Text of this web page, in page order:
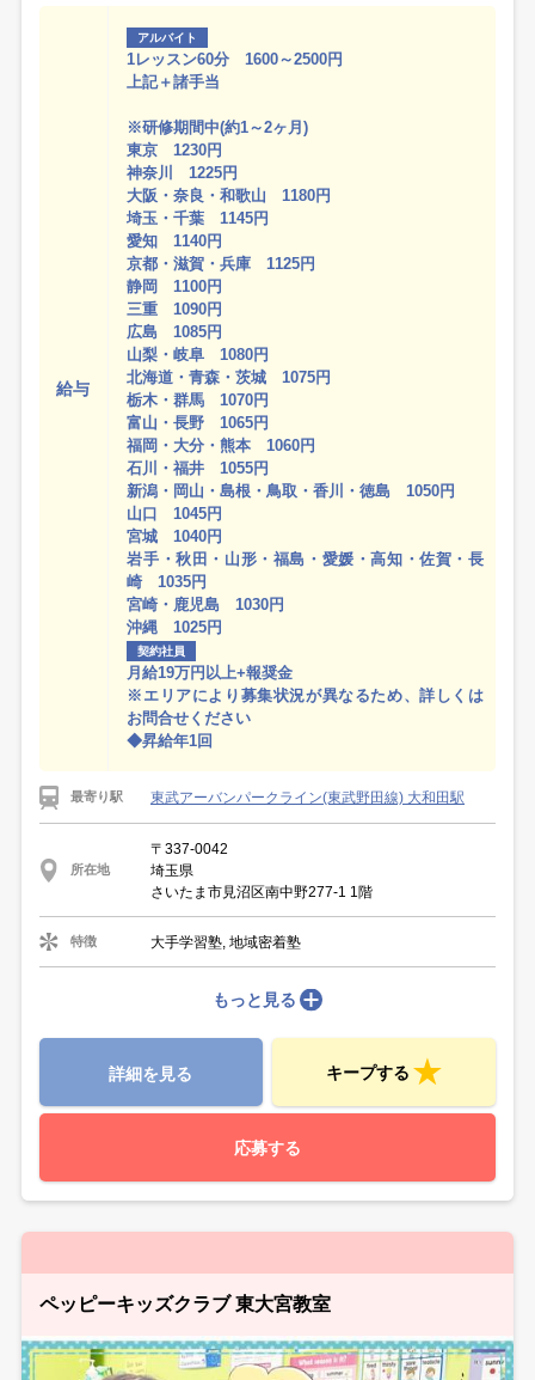
給与
アルバイト
1レッスン60分 1600～2500円
上記＋諸手当
※研修期間中(約1～2ヶ月)
東京 1230円
神奈川 1225円
大阪・奈良・和歌山 1180円
埼玉・千葉 1145円
愛知 1140円
京都・滋賀・兵庫 1125円
静岡 1100円
三重 1090円
広島 1085円
山梨・岐阜 1080円
北海道・青森・茨城 1075円
栃木・群馬 1070円
富山・長野 1065円
福岡・大分・熊本 1060円
石川・福井 1055円
新潟・岡山・島根・鳥取・香川・徳島 1050円
山口 1045円
宮城 1040円
岩手・秋田・山形・福島・愛媛・高知・佐賀・長
崎 1035円
宮崎・鹿児島 1030円
沖縄 1025円
契約社員
月給19万円以上+報奨金
※エリアにより募集状況が異なるため、詳しくは
お問合せください
◆昇給年1回
最寄り駅 東武アーバンパークライン(東武野田線) 大和田駅
所在地
〒337-0042
埼玉県
さいたま市見沼区南中野277-1 1階
特徴 大手学習塾, 地域密着塾
もっと見る
詳細を見る キープする
応募する
ペッピーキッズクラブ 東大宮教室